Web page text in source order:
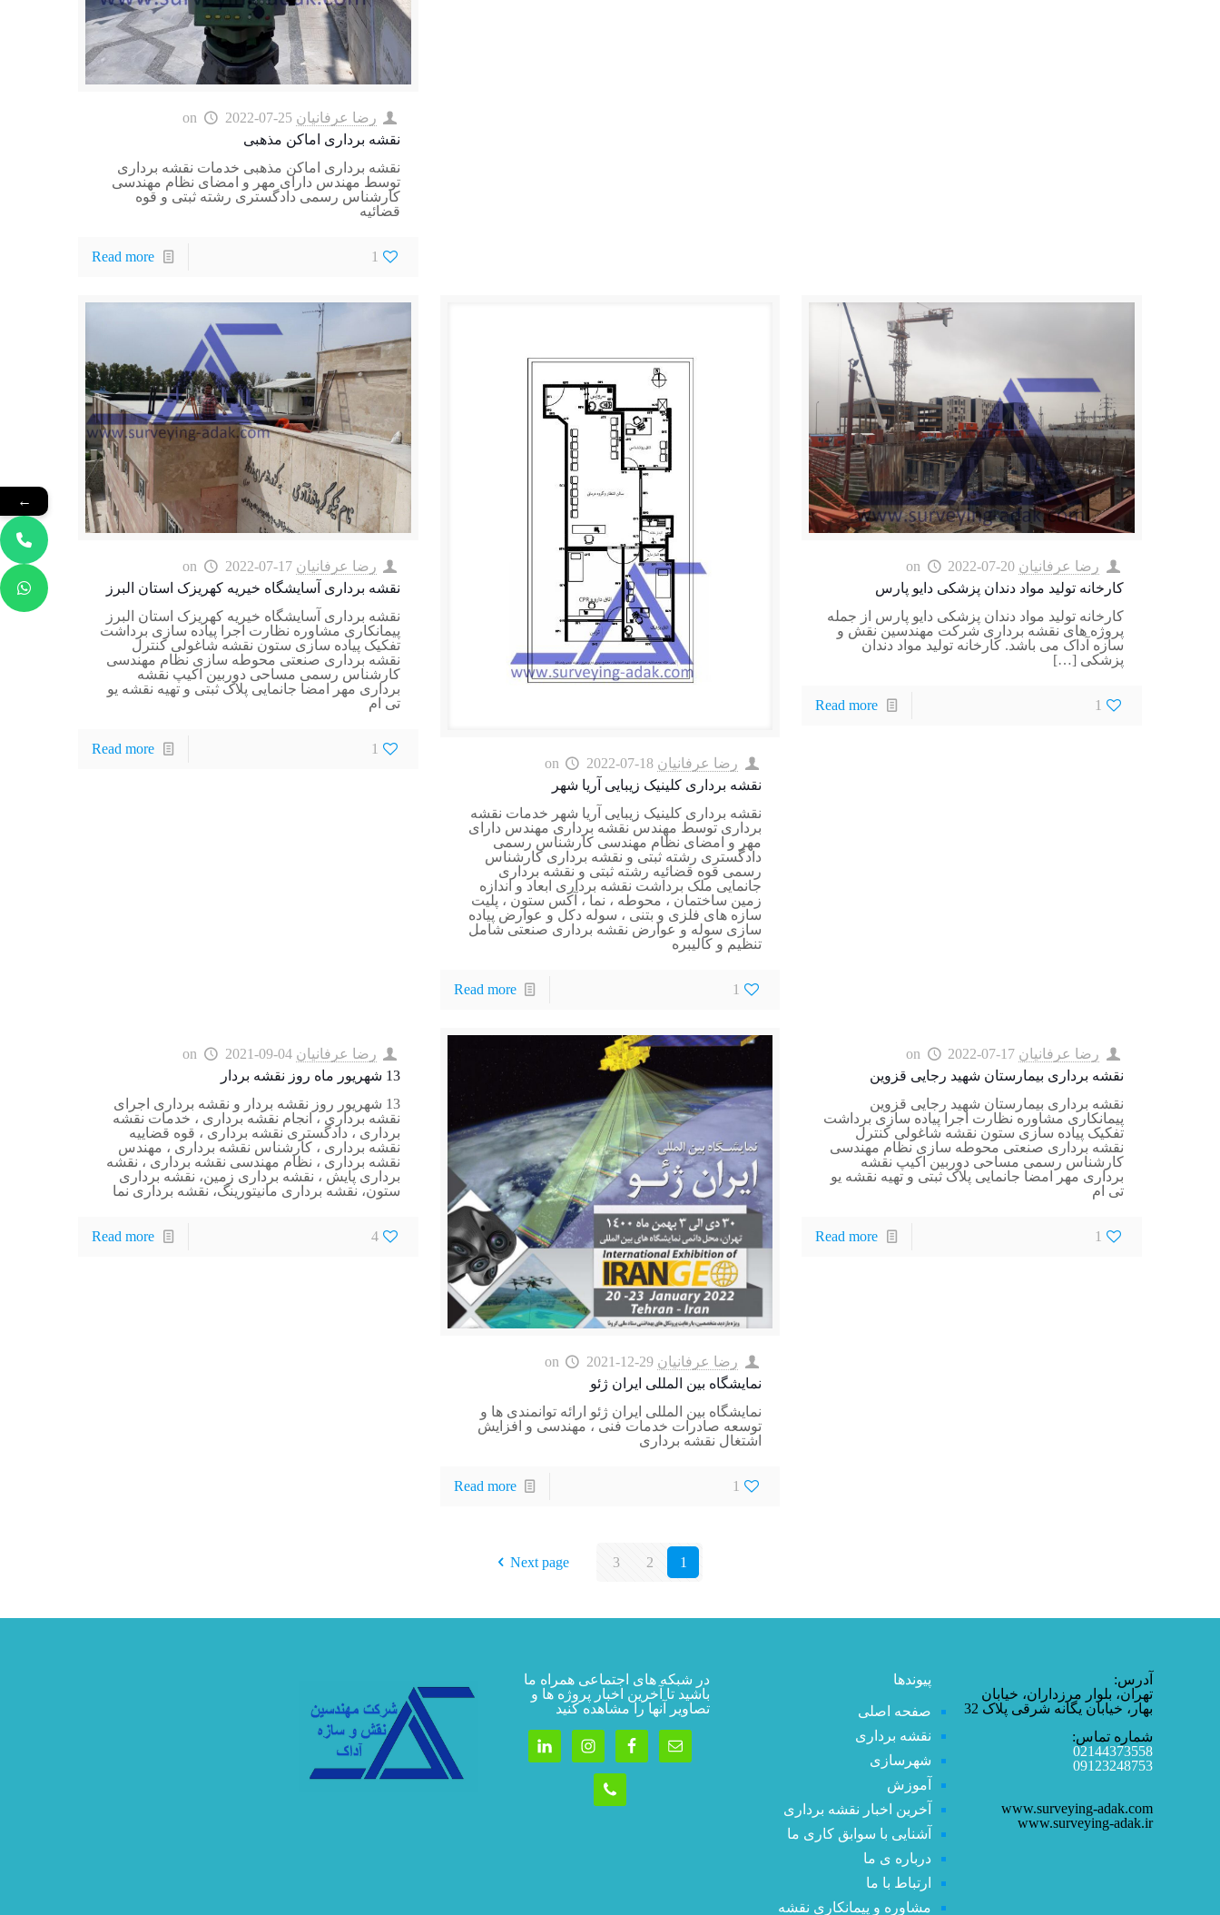
رضا عرفانیان on
2022-07-25
نقشه برداری اماکن مذهبی
نقشه برداری اماکن مذهبی خدمات نقشه برداری
توسط مهندس دارای مهر و امضای نظام مهندسی
کارشناس رسمی دادگستری رشته ثبتی و قوه
قضائیه
1
Read more
رضا عرفانیان on
2022-07-20
کارخانه تولید مواد دندان پزشکی دایو پارس
کارخانه تولید مواد دندان پزشکی دایو پارس از جمله
پروژه های نقشه برداری شرکت مهندسین نقش و
سازه آداک می باشد. کارخانه تولید مواد دندان
پزشکی […]
1
Read more
رضا عرفانیان on
2022-07-18
نقشه برداری کلینیک زیبایی آریا شهر
نقشه برداری کلینیک زیبایی آریا شهر خدمات نقشه
برداری توسط مهندس نقشه برداری مهندس دارای
مهر و امضای نظام مهندسی کارشناس رسمی
دادگستری رشته ثبتی و نقشه برداری کارشناس
رسمی قوه قضائیه رشته ثبتی و نقشه برداری
جانمایی ملک برداشت نقشه برداری ابعاد و اندازه
زمین ساختمان ، محوطه ، نما ، آکس ستون ، پلیت
سازه های فلزی و بتنی ، سوله دکل و عوارض پیاده
سازی سوله و عوارض نقشه برداری صنعتی شامل
تنظیم و کالیبره
1
Read more
رضا عرفانیان on
2022-07-17
نقشه برداری آسایشگاه خیریه کهریزک استان البرز
نقشه برداری آسایشگاه خیریه کهریزک استان البرز
پیمانکاری مشاوره نظارت اجرا پیاده سازی برداشت
تفکیک پیاده سازی ستون نقشه شاغولی کنترل
نقشه برداری صنعتی محوطه سازی نظام مهندسی
کارشناس رسمی مساحی دوربین اکیپ نقشه
برداری مهر امضا جانمایی پلاک ثبتی و تهیه نقشه یو
تی ام
1
Read more
رضا عرفانیان on
2022-07-17
نقشه برداری بیمارستان شهید رجایی قزوین
نقشه برداری بیمارستان شهید رجایی قزوین
پیمانکاری مشاوره نظارت اجرا پیاده سازی برداشت
تفکیک پیاده سازی ستون نقشه شاغولی کنترل
نقشه برداری صنعتی محوطه سازی نظام مهندسی
کارشناس رسمی مساحی دوربین اکیپ نقشه
برداری مهر امضا جانمایی پلاک ثبتی و تهیه نقشه یو
تی ام
1
Read more
رضا عرفانیان on
2021-12-29
نمايشگاه بين المللی ایران ژئو
نمايشگاه بين المللی ایران ژئو ارائه توانمندى ها و
توسعه صادرات خدمات فنی ، مهندسی و افزایش
اشتغال نقشه برداری
1
Read more
رضا عرفانیان on
2021-09-04
13 شهریور ماه روز نقشه بردار
13 شهریور روز نقشه بردار و نقشه برداری اجرای
نقشه برداری ، انجام نقشه برداری ، خدمات نقشه
برداری ، دادگستری نقشه برداری ، قوه قضاییه
نقشه برداری ، کارشناس نقشه برداری ، مهندس
نقشه برداری ، نظام مهندسی نقشه برداری ، نقشه
برداری پایش ، نقشه برداری زمین، نقشه برداری
ستون، نقشه برداری مانیتورینگ، نقشه برداری نما
4
Read more
1
2
3
Next page
آدرس:
تهران، بلوار مرزداران، خیابان
بهار، خیابان یگانه شرقی پلاک 32
شماره تماس:
02144373558
09123248753
www.surveying-adak.com
www.surveying-adak.ir
پیوندها
صفحه اصلی
نقشه برداری
شهرسازی
آموزش
آخرین اخبار نقشه برداری
آشنایی با سوابق کاری ما
درباره ی ما
ارتباط با ما
مشاوره و پیمانکاری نقشه
در شبکه های اجتماعی همراه ما
باشید تا آخرین اخبار پروژه ها و
تصاویر آنها را مشاهده کنید
←